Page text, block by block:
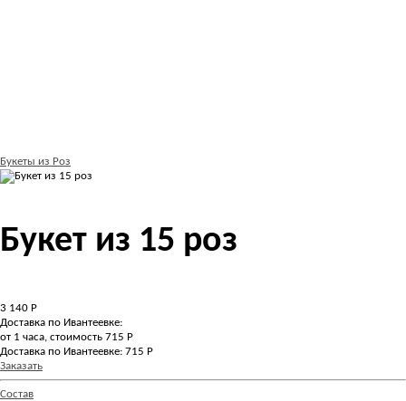
Букеты из Роз
Букет из 15 роз
3 140 Р
Доставка по Ивантеевке:
от 1 часа, стоимость 715 Р
Доставка по Ивантеевке: 715 Р
Заказать
Состав